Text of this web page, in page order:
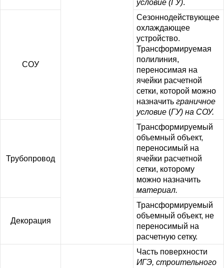
условие (ГУ).
СОУ
Сезоннодействующее
охлаждающее
устройство.
Трансформируемая
полилиния,
переносимая на
ячейки расчетной
сетки, которой можно
назначить граничное
условие (ГУ) на СОУ.
Трубопровод
Трансформируемый
объемный объект,
переносимый на
ячейки расчетной
сетки, которому
можно назначить
материал.
Декорация
Трансформируемый
объемный объект, не
переносимый на
расчетную сетку.
Часть поверхности
ИГЭ, строительного